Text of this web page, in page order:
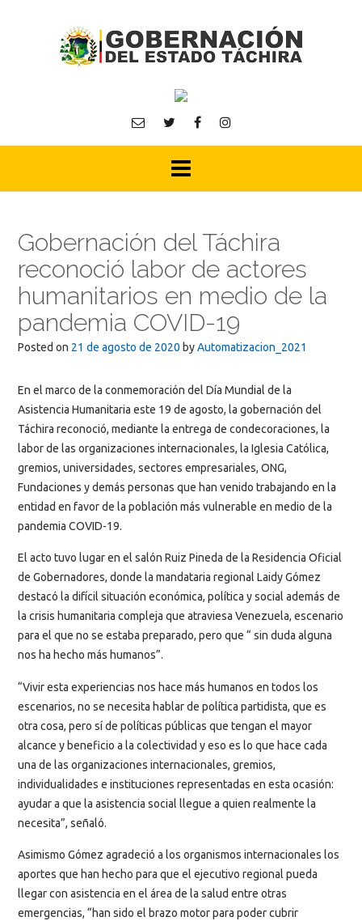
Gobernación del Táchira
reconoció labor de actores
humanitarios en medio de la
pandemia COVID-19
Posted on 21 de agosto de 2020 byAutomatizacion_2021
En el marco de la conmemoración del Día Mundial de la
Asistencia Humanitaria este 19 de agosto, la gobernación del
Táchira reconoció, mediante la entrega de condecoraciones, la
labor de las organizaciones internacionales, la Iglesia Católica,
gremios, universidades, sectores empresariales, ONG,
Fundaciones y demás personas que han venido trabajando en la
entidad en favor de la población más vulnerable en medio de la
pandemia COVID-19.
El acto tuvo lugar en el salón Ruiz Pineda de la Residencia Oficial
de Gobernadores, donde la mandataria regional Laidy Gómez
destacó la difícil situación económica, política y social además de
la crisis humanitaria compleja que atraviesa Venezuela, escenario
para el que no se estaba preparado, pero que “ sin duda alguna
nos ha hecho más humanos”.
“Vivir esta experiencias nos hace más humanos en todos los
escenarios, no se necesita hablar de política partidista, que es
otra cosa, pero sí de políticas públicas que tengan el mayor
alcance y beneficio a la colectividad y eso es lo que hace cada
una de las organizaciones internacionales, gremios,
individualidades e instituciones representadas en esta ocasión:
ayudar a que la asistencia social llegue a quien realmente la
necesita”, señaló.
Asimismo Gómez agradeció a los organismos internacionales los
aportes que han hecho para que el ejecutivo regional pueda
llegar con asistencia en el área de la salud entre otras
emergencias, “han sido el brazo motor para poder cubrir